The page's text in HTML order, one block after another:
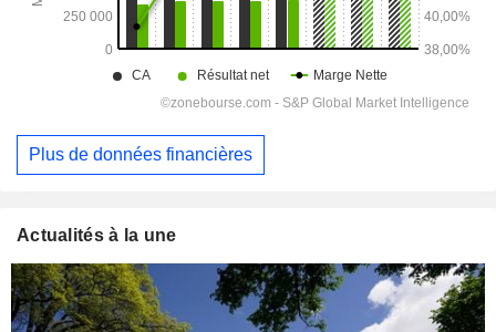
Plus de données financières
Actualités à la une